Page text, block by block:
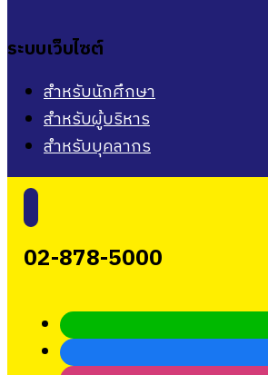
ระบบเว็บไซต์
สำหรับนักศึกษา
สำหรับผู้บริหาร
สำหรับบุคลากร
02-878-5000